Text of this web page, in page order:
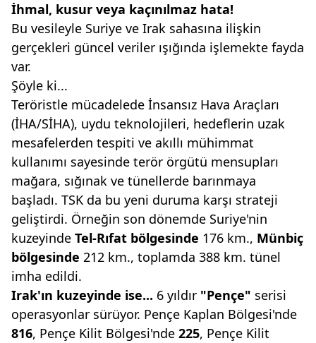
İhmal, kusur veya kaçınılmaz hata!
Bu vesileyle Suriye ve Irak sahasına ilişkin
gerçekleri güncel veriler ışığında işlemekte fayda
var.
Şöyle ki...
Teröristle mücadelede İnsansız Hava Araçları
(İHA/SİHA), uydu teknolojileri, hedeflerin uzak
mesafelerden tespiti ve akıllı mühimmat
kullanımı sayesinde terör örgütü mensupları
mağara, sığınak ve tünellerde barınmaya
başladı. TSK da bu yeni duruma karşı strateji
geliştirdi. Örneğin son dönemde Suriye'nin
kuzeyinde Tel-Rıfat bölgesinde 176 km., Münbiç
bölgesinde 212 km., toplamda 388 km. tünel
imha edildi.
Irak'ın kuzeyinde ise... 6 yıldır "Pençe" serisi
operasyonlar sürüyor. Pençe Kaplan Bölgesi'nde
816, Pençe Kilit Bölgesi'nde 225, Pençe Kilit